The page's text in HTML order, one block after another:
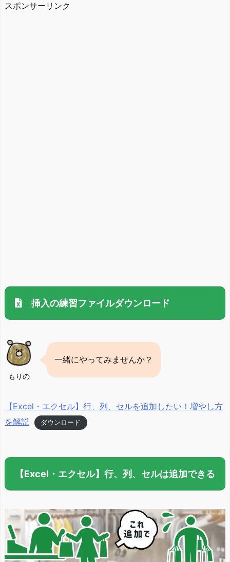
スポンサーリンク
挿入の練習ファイルダウンロード
もりの
一緒にやってみませんか？
【Excel・エクセル】行、列、セルを追加したい！増やし方
を解説
ダウンロード
【Excel・エクセル】行、列、セルは追加できる